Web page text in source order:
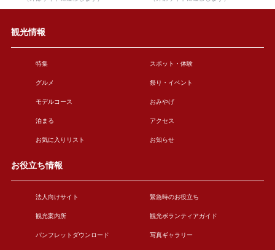
観光情報
特集 スポット・体験
グルメ 祭り・イベント
モデルコース おみやげ
泊まる アクセス
お気に入りリスト お知らせ
お役立ち情報
法人向けサイト 緊急時のお役立ち
観光案内所 観光ボランティアガイド
パンフレットダウンロード 写真ギャラリー